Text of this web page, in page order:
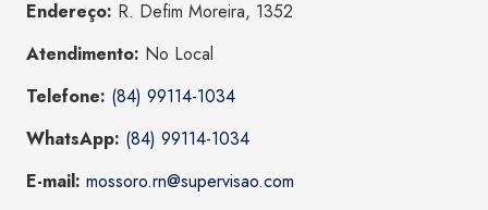
Endereço: R. Defim Moreira, 1352
Atendimento: No Local
Telefone: (84) 99114-1034
WhatsApp: (84) 99114-1034
E-mail: mossoro.rn@supervisao.com